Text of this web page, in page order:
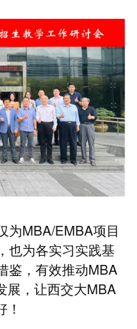
为MBA/EMBA项目
也为各实习实践基
鉴，有效推动MBA
展，让西交大MBA